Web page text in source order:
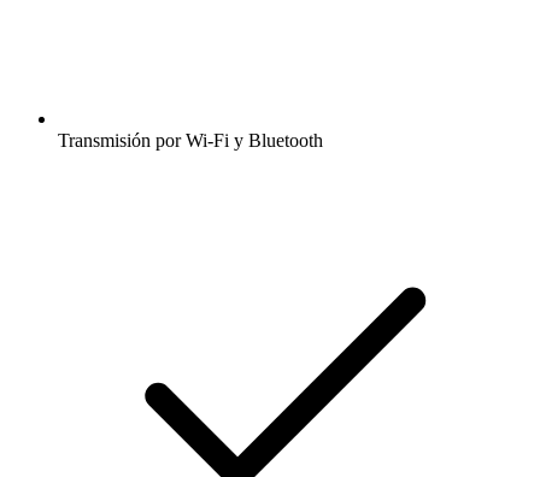
Transmisión por Wi-Fi y Bluetooth